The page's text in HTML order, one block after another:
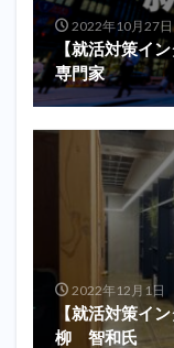
2022年10月27日
【就活対策イ
専門家
2022年12月1日
【就活対策イ
柳 智和氏